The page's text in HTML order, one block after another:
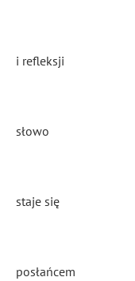
i refleksji
słowo
staje się
posłańcem